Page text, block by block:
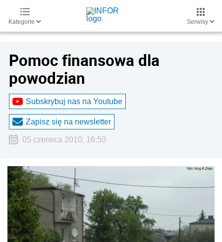
Kategorie Serwisy
Pomoc finansowa dla
powodzian
Subskrybuj nas na Youtube
Zapisz się na newsletter
05 czerwca 2010, 16:50